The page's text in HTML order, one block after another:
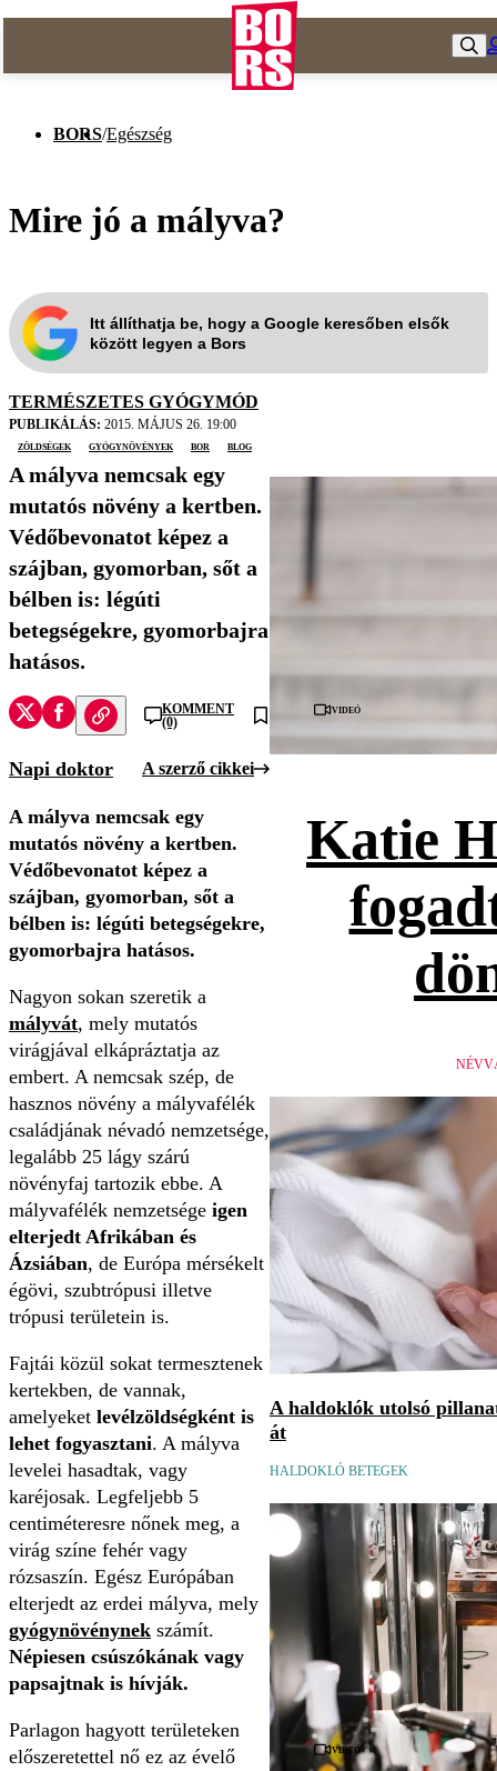
BORS/Egészség
Mire jó a mályva?
Itt állíthatja be, hogy a Google keresőben elsők
között legyen a Bors
TERMÉSZETES GYÓGYMÓD
PUBLIKÁLÁS: 2015. MÁJUS 26. 19:00
zöldségek
gyógynövények bor blog
A mályva nemcsak egy
mutatós növény a kertben.
Védőbevonatot képez a
szájban, gyomorban, sőt a
bélben is: légúti
betegségekre, gyomorbajra
hatásos.
KOMMENT
(0)
Napi doktor A szerző cikkei
A mályva nemcsak egy
mutatós növény a kertben.
Védőbevonatot képez a
szájban, gyomorban, sőt a
bélben is: légúti betegségekre,
gyomorbajra hatásos.
Nagyon sokan szeretik a
mályvát, mely mutatós
virágjával elkápráztatja az
embert. A nemcsak szép, de
hasznos növény a mályvafélék
családjának névadó nemzetsége,
legalább 25 lágy szárú
növényfaj tartozik ebbe. A
mályvafélék nemzetsége igen
elterjedt Afrikában és
Ázsiában, de Európa mérsékelt
égövi, szubtrópusi illetve
trópusi területein is.
Fajtái közül sokat termesztenek
kertekben, de vannak,
amelyeket levélzöldségként is
lehet fogyasztani. A mályva
levelei hasadtak, vagy
karéjosak. Legfeljebb 5
centiméteresre nőnek meg, a
virág színe fehér vagy
rózsaszín. Egész Európában
elterjedt az erdei mályva, mely
gyógynövénynek számít.
Népiesen csúszókának vagy
papsajtnak is hívják.
Parlagon hagyott területeken
előszeretettel nő ez az évelő
Videó
Katie
A haldoklók utolsó
át
HALDOKLÓ BETEGEK
Videó